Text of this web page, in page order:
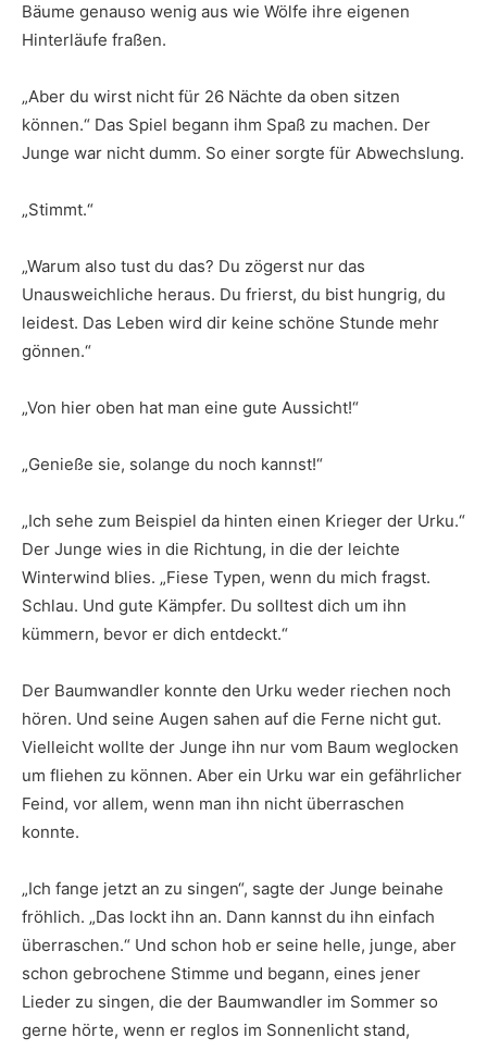
Bäume genauso wenig aus wie Wölfe ihre eigenen
Hinterläufe fraßen.
„Aber du wirst nicht für 26 Nächte da oben sitzen
können.“ Das Spiel begann ihm Spaß zu machen. Der
Junge war nicht dumm. So einer sorgte für Abwechslung.
„Stimmt.“
„Warum also tust du das? Du zögerst nur das
Unausweichliche heraus. Du frierst, du bist hungrig, du
leidest. Das Leben wird dir keine schöne Stunde mehr
gönnen.“
„Von hier oben hat man eine gute Aussicht!“
„Genieße sie, solange du noch kannst!“
„Ich sehe zum Beispiel da hinten einen Krieger der Urku.“
Der Junge wies in die Richtung, in die der leichte
Winterwind blies. „Fiese Typen, wenn du mich fragst.
Schlau. Und gute Kämpfer. Du solltest dich um ihn
kümmern, bevor er dich entdeckt.“
Der Baumwandler konnte den Urku weder riechen noch
hören. Und seine Augen sahen auf die Ferne nicht gut.
Vielleicht wollte der Junge ihn nur vom Baum weglocken
um fliehen zu können. Aber ein Urku war ein gefährlicher
Feind, vor allem, wenn man ihn nicht überraschen
konnte.
„Ich fange jetzt an zu singen“, sagte der Junge beinahe
fröhlich. „Das lockt ihn an. Dann kannst du ihn einfach
überraschen.“ Und schon hob er seine helle, junge, aber
schon gebrochene Stimme und begann, eines jener
Lieder zu singen, die der Baumwandler im Sommer so
gerne hörte, wenn er reglos im Sonnenlicht stand,